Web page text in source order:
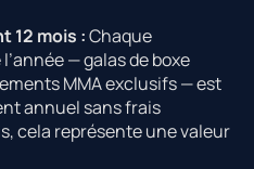
12 mois :Chaque
— galas de boxe
MMA exclusifs — est
annuel sans frais
cela représente une valeur